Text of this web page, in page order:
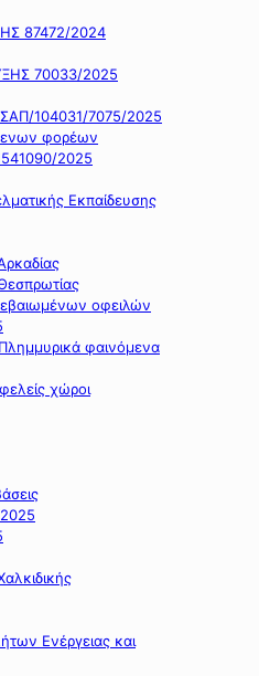
87472/2024
70033/2025
104031/7075/2025
φορέων
2025
Εκπαίδευσης
οφειλών
φαινόμενα
χώροι
Ενέργειας και